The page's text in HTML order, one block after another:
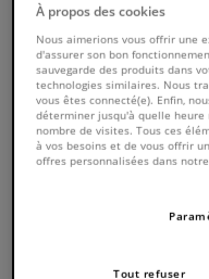
Filtres & liquides
Bagages & transport
Fenêtres & accessoires
Numéro de produit d'origine:
Numéro de fabrication:CP-9804
Voir les spécifications du
À propos des cookies
Nous aimerions vous offrir une
d'assurer son bon
sauvegarde des produits dans
technologies similaires. Nous
vous êtes connecté(e). Enfin,
déterminer jusqu'à quelle
nombre de visites. Tous ces
à vos besoins et de vous offrir
offres personnalisées dans
Tout refuser